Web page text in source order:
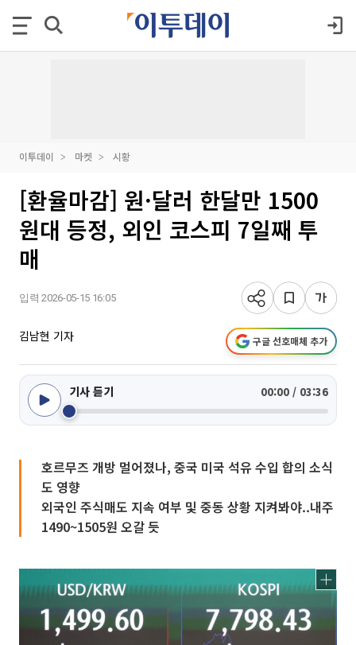
이투데이 마켓 시황
[환율마감] 원·달러 한달만 1500
원대 등정, 외인 코스피 7일째 투
매
입력 2026-05-15 16:05
김남현 기자 구글 선호매체 추가
기사 듣기 00:00 / 03:36
호르무즈 개방 멀어졌나, 중국 미국 석유 수입 합의 소식
도 영향
외국인 주식매도 지속 여부 및 중동 상황 지켜봐야..내주
1490~1505원 오갈 듯